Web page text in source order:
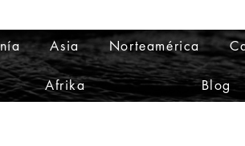
Asia Norteamérica
Afrika Blog